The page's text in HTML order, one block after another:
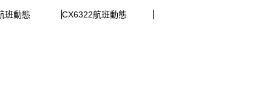
班動態
CX6322航班動態